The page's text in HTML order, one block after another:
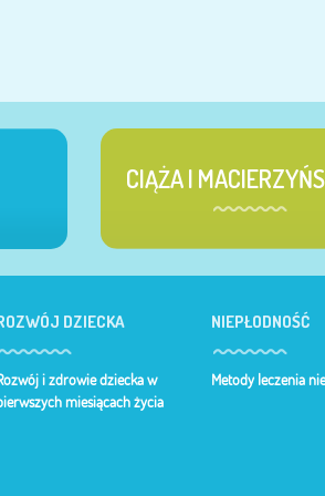
CIĄŻA I
DZIECKA
i zdrowie dziecka w
miesiącach życia
NIEPŁODNOŚĆ
Metody leczenia